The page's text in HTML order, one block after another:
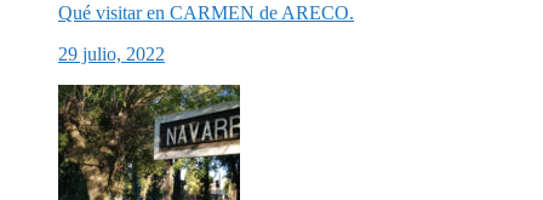
Qué visitar en CARMEN de ARECO.
29 julio, 2022